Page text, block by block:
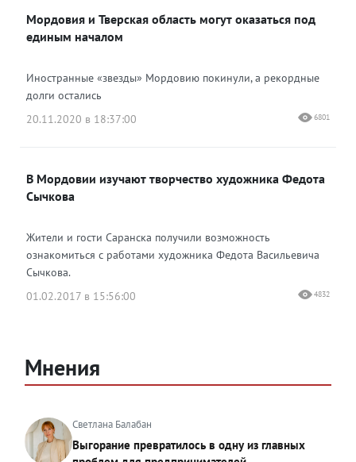
Мордовия и Тверская область могут оказаться под
единым началом
Иностранные «звезды» Мордовию покинули, а рекордные
долги остались
20.11.2020 в 18:37:00
6801
В Мордовии изучают творчество художника Федота
Сычкова
Жители и гости Саранска получили возможность
ознакомиться с работами художника Федота Васильевича
Сычкова.
01.02.2017 в 15:56:00
4832
Мнения
Светлана Балабан
Выгорание превратилось в одну из главных